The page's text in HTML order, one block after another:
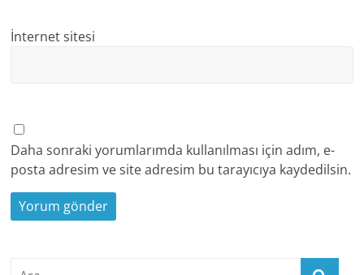
İnternet sitesi
Daha sonraki yorumlarımda kullanılması için adım, e-
posta adresim ve site adresim bu tarayıcıya kaydedilsin.